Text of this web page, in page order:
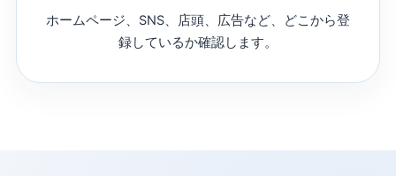
ホームページ、SNS、店頭、広告など、どこから登
録しているか確認します。